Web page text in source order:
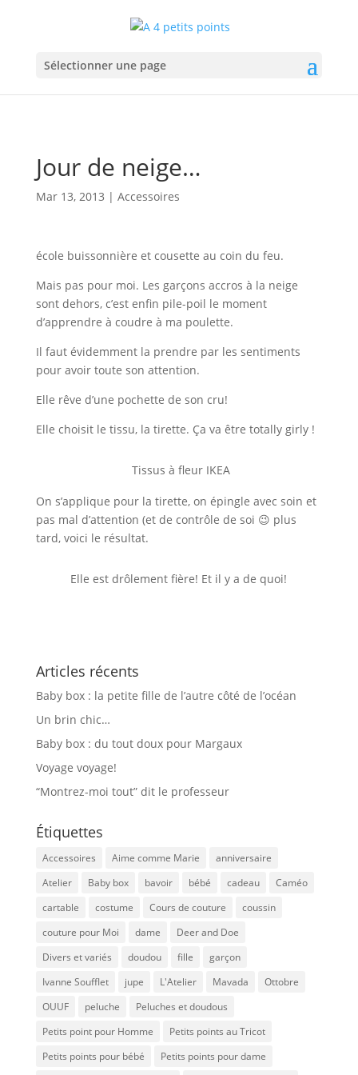
Sélectionner une page
Jour de neige…
Mar 13, 2013 | Accessoires
école buissonnière et cousette au coin du feu.
Mais pas pour moi. Les garçons accros à la neige
sont dehors, c’est enfin pile-poil le moment
d’apprendre à coudre à ma poulette.
Il faut évidemment la prendre par les sentiments
pour avoir toute son attention.
Elle rêve d’une pochette de son cru!
Elle choisit le tissu, la tirette. Ça va être totally girly !
Tissus à fleur IKEA
On s’applique pour la tirette, on épingle avec soin et
pas mal d’attention (et de contrôle de soi 😉 plus
tard, voici le résultat.
Elle est drôlement fière! Et il y a de quoi!
Articles récents
Baby box : la petite fille de l’autre côté de l’océan
Un brin chic…
Baby box : du tout doux pour Margaux
Voyage voyage!
“Montrez-moi tout” dit le professeur
Étiquettes
Accessoires Aime comme Marie
anniversaire
Atelier
Baby box bavoir bébé cadeau
Caméo
cartable
costume Cours de couture
coussin
couture pour Moi
dame
Deer and Doe
Divers et variés
doudou fille
garçon
Ivanne Soufflet
jupe L'Atelier Mavada
Ottobre
OUUF
peluche
Peluches et doudous
Petits point pour Homme
Petits points au Tricot
Petits points pour bébé
Petits points pour dame